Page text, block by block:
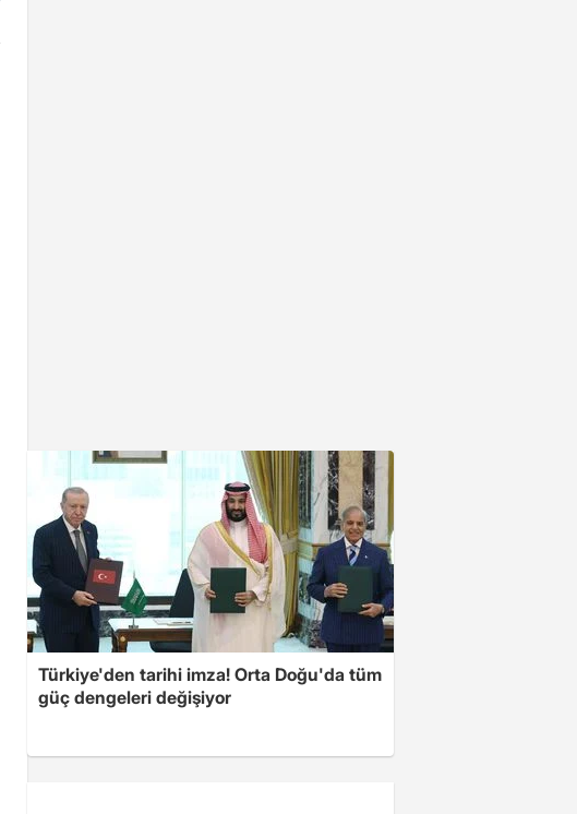
Türkiye'den tarihi imza! Orta Doğu'da tüm
güç dengeleri değişiyor